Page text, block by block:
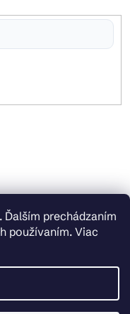
prechádzaním
používaním. Viac
399 Pracovné dni od
: +421 914 399 399